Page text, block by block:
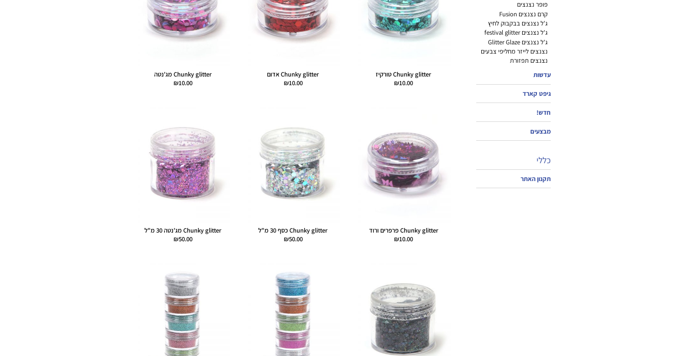
פופר נצנצים
קרם נצנצים Fusion
ג'ל נצנצים בבקבוק לחיץ
ג'ל נצנצים festival glitter
ג'ל נצנצים Glitter Glaze
נצנצים לייזר מחליפי צבעים
נצנצים תפזורת
עדשות
גיפט קארד
חדש!
מבצעים
כללי
תקנון האתר
Chunky glitter טורקיז
₪10.00
Chunky glitter אדום
₪10.00
Chunky glitter מג'נטה
₪10.00
Chunky glitter פרפרים ורוד
₪10.00
Chunky glitter כסף 30 מ"ל
₪50.00
Chunky glitter מג'נטה 30 מ"ל
₪50.00